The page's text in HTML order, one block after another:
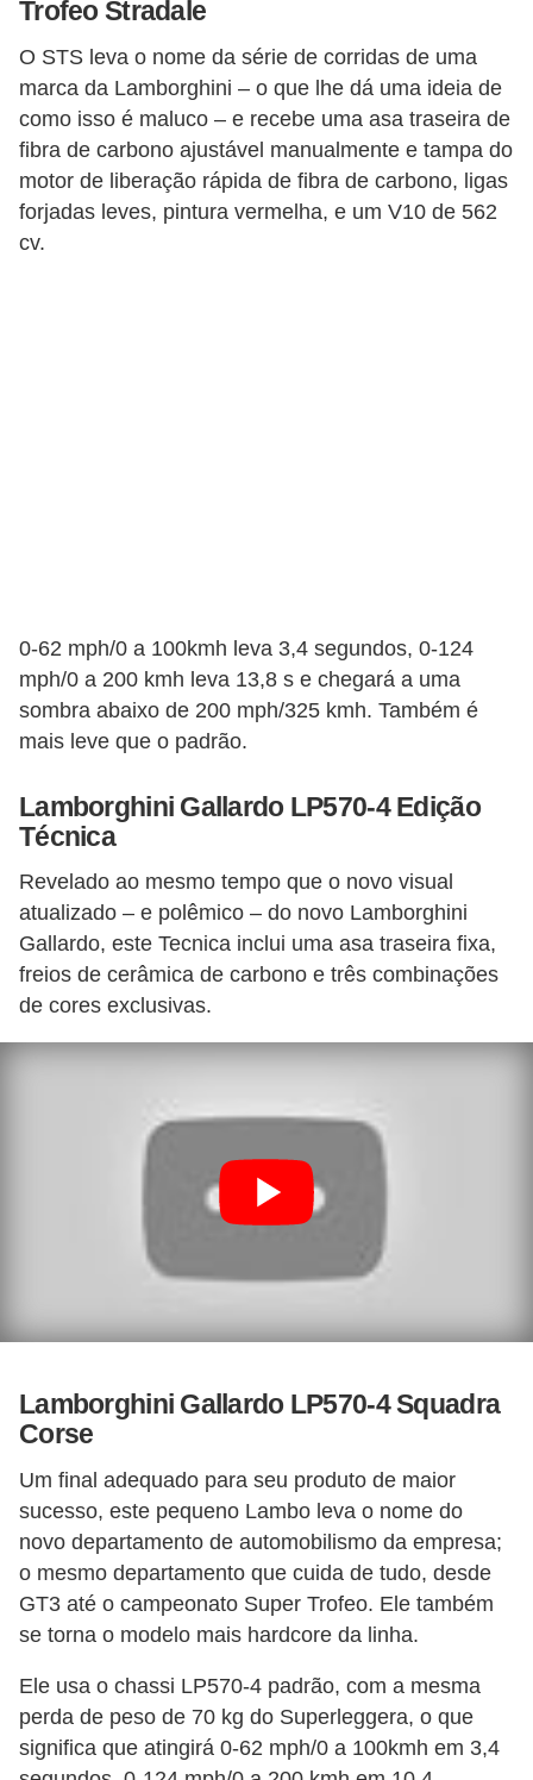
Trofeo Stradale
O STS leva o nome da série de corridas de uma
marca da Lamborghini – o que lhe dá uma ideia de
como isso é maluco – e recebe uma asa traseira de
fibra de carbono ajustável manualmente e tampa do
motor de liberação rápida de fibra de carbono, ligas
forjadas leves, pintura vermelha, e um V10 de 562
cv.
0-62 mph/0 a 100kmh leva 3,4 segundos, 0-124
mph/0 a 200 kmh leva 13,8 s e chegará a uma
sombra abaixo de 200 mph/325 kmh. Também é
mais leve que o padrão.
Lamborghini Gallardo LP570-4 Edição
Técnica
Revelado ao mesmo tempo que o novo visual
atualizado – e polêmico – do novo Lamborghini
Gallardo, este Tecnica inclui uma asa traseira fixa,
freios de cerâmica de carbono e três combinações
de cores exclusivas.
Lamborghini Gallardo LP570-4 Squadra
Corse
Um final adequado para seu produto de maior
sucesso, este pequeno Lambo leva o nome do
novo departamento de automobilismo da empresa;
o mesmo departamento que cuida de tudo, desde
GT3 até o campeonato Super Trofeo. Ele também
se torna o modelo mais hardcore da linha.
Ele usa o chassi LP570-4 padrão, com a mesma
perda de peso de 70 kg do Superleggera, o que
significa que atingirá 0-62 mph/0 a 100kmh em 3,4